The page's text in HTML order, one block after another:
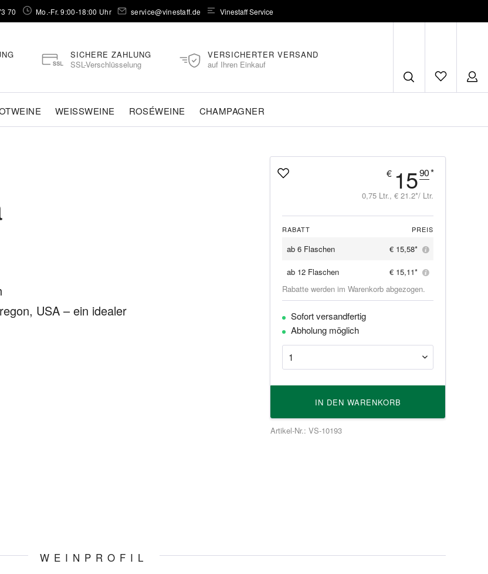
70⁠ Mo.-Fr. 9:00-18:00 Uhr service@vinestaff.de Vinestaff Service
SICHERE ZAHLUNG
SSL-Verschlüsselung
VERSICHERTER VERSAND
auf Ihren Einkauf
WEISSWEINE ROSÉWEINE CHAMPAGNER
USA – ein idealer
€ 1590*
0,75 Ltr., € 21.2*/ Ltr.
RABATT PREIS
ab 6 Flaschen € 15,58*
ab 12 Flaschen
€ 15,11*
Rabatte werden im Warenkorb abgezogen.
Sofort versandfertig
Abholung möglich
IN DEN WARENKORB
Artikel-Nr.: VS-10193
WEINPROFIL